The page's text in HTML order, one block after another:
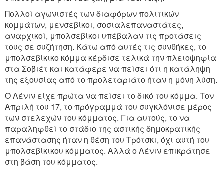
Πολλοί αγωνιστές των διαφόρων πολιτικών
κομμάτων, μενσεβίκοι, σοσιαλεπαναστάτες,
αναρχικοί, μπολσεβίκοι υπέβαλαν τις προτάσεις
τους σε συζήτηση. Κάτω από αυτές τις συνθήκες, το
μπολσεβίκικο κόμμα κέρδισε τελικά την πλειοψηφία
στα Σοβιέτ και κατάφερε να πείσει ότι η κατάληψη
της εξουσίας από το προλεταριάτο ήταν η μόνη λύση.
Ο Λένιν είχε πρώτα να πείσει το δικό του κόμμα. Τον
Απριλή του 17, το πρόγραμμά του συγκλόνισε μέρος
των στελεχών του κόμματος. Για αυτούς, το να
παραληφθεί το στάδιο της αστικής δημοκρατικής
επανάστασης ήταν η θέση του Τρότσκι, όχι αυτή του
μπολσεβίκικου κόμματος. Αλλά ο Λένιν επικράτησε
στη βάση του κόμματος.